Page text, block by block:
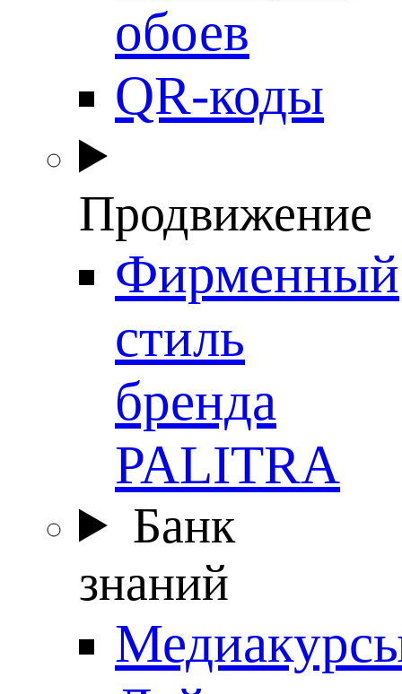
обоев
QR-коды
Продвижение
Фирменный
стиль
бренда
PALITRA
Банк
знаний